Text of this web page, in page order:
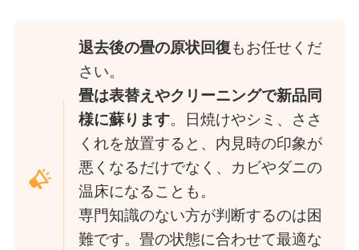
退去後の畳の原状回復もお任せくだ
さい。
畳は表替えやクリーニングで新品同
様に蘇ります。日焼けやシミ、ささ
くれを放置すると、内見時の印象が
悪くなるだけでなく、カビやダニの
温床になることも。
専門知識のない方が判断するのは困
難です。畳の状態に合わせて最適な